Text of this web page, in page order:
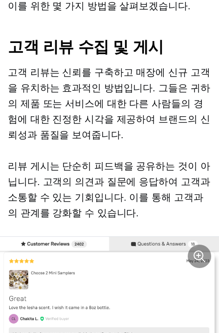
이를 위한 몇 가지 방법을 살펴보겠습니다.
고객 리뷰 수집 및 게시
고객 리뷰는 신뢰를 구축하고 매장에 신규 고객
을 유치하는 효과적인 방법입니다. 그들은 귀하
의 제품 또는 서비스에 대한 다른 사람들의 경
험에 대한 진정한 시각을 제공하여 브랜드의 신
뢰성과 품질을 보여줍니다.
리뷰 게시는 단순히 피드백을 공유하는 것이 아
닙니다. 고객의 의견과 질문에 응답하여 고객과
소통할 수 있는 기회입니다. 이를 통해 고객과
의 관계를 강화할 수 있습니다.